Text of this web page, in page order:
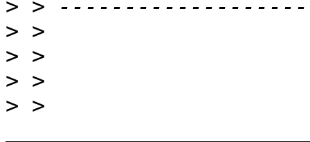
>
>
>
>
> >